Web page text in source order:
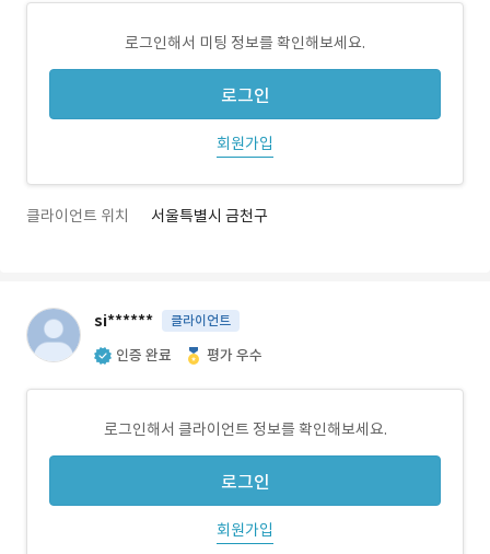
로그인해서 미팅 정보를 확인해보세요.
로그인
회원가입
클라이언트 위치 서울특별시 금천구
si****** 클라이언트
인증 완료 평가 우수
로그인해서 클라이언트 정보를 확인해보세요.
로그인
회원가입